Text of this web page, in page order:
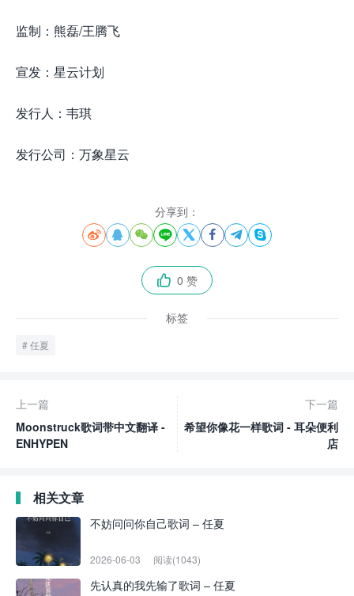
监制：熊磊/王腾飞
宣发：星云计划
发行人：韦琪
发行公司：万象星云
分享到：
       
 0 赞
标签
任夏
上一篇
Moonstruck歌词带中文翻译 -
ENHYPEN
下一篇
希望你像花一样歌词 - 耳朵便利
店
相关文章
不妨问问你自己歌词 – 任夏
2026-06-03 阅读(1043)
先认真的我先输了歌词 – 任夏